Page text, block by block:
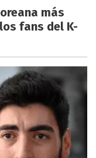
más
fans del K-